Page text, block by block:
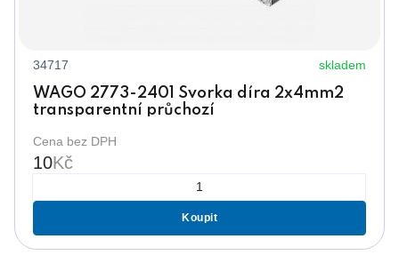
34717 skladem
WAGO 2773-2401 Svorka díra 2x4mm2
transparentní průchozí
Cena bez DPH
10Kč
Koupit